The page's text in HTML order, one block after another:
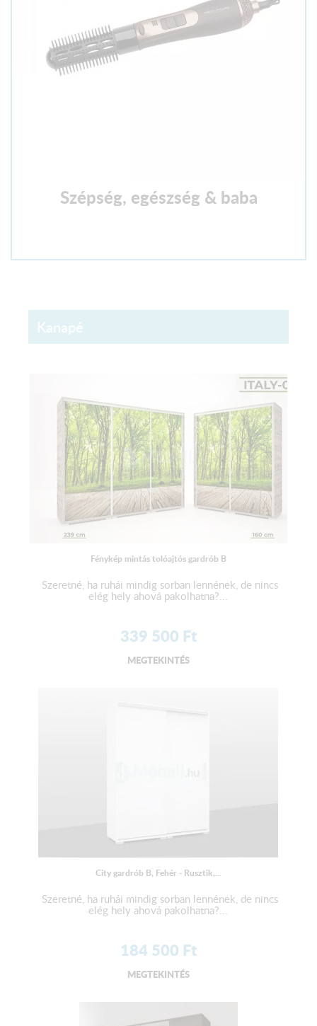
Szépség, egészség & baba
Kanapé
Fénykép mintás tolóajtós gardrób B
Szeretné, ha ruhái mindig sorban lennének, de nincs
elég hely ahová pakolhatna?...
339 500 Ft
MEGTEKINTÉS
City gardrób B, Fehér - Rusztik,...
Szeretné, ha ruhái mindig sorban lennének, de nincs
elég hely ahová pakolhatna?...
184 500 Ft
MEGTEKINTÉS